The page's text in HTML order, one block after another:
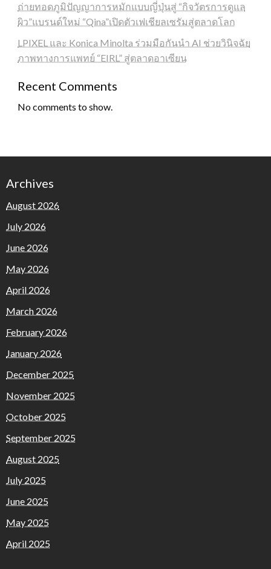
ถ่ายทอดภูมิปัญญาการหมักแบบญี่ปุ่นสู่ “กิจวัตรการดูแล
ผิว”แบรนด์ใหม่ “Qina”เปิดตัวเฟเชียลเซรัมสู่ตลาดโลก
LPIXEL และ Konica Minolta ร่วมมือกันนำ AI ช่วยวินิจฉัย
ภาพทางการแพทย์ “EIRL” สู่ตลาดอาเซียน
Recent Comments
No comments to show.
Archives
August 2026
July 2026
June 2026
May 2026
April 2026
March 2026
February 2026
January 2026
December 2025
November 2025
October 2025
September 2025
August 2025
July 2025
June 2025
May 2025
April 2025